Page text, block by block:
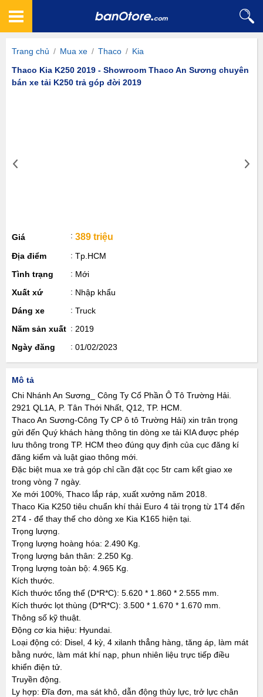
Trang chủ / Mua xe / Thaco / Kia
Thaco Kia K250 2019 - Showroom Thaco An Sương chuyên
bán xe tải K250 trả góp đời 2019
Giá 389 triệu
Địa điểm
Tp.HCM
Tình trạng
Mới
Xuất xứ
Nhập khẩu
Dáng xe
Truck
Năm sản xuất
2019
Ngày đăng
01/02/2023
Mô tả
Chi Nhánh An Sương_ Công Ty Cổ Phần Ô Tô Trường Hải.
2921 QL1A, P. Tân Thới Nhất, Q12, TP. HCM.
Thaco An Sương-Công Ty CP ô tô Trường Hải) xin trân trọng
gửi đến Quý khách hàng thông tin dòng xe tải KIA được phép
lưu thông trong TP. HCM theo đúng quy định của cục đăng kí
đăng kiểm và luật giao thông mới.
Đặc biệt mua xe trả góp chỉ cần đặt cọc 5tr cam kết giao xe
trong vòng 7 ngày.
Xe mới 100%, Thaco lắp ráp, xuất xưởng năm 2018.
Thaco Kia K250 tiêu chuẩn khí thải Euro 4 tải trọng từ 1T4 đến
2T4 - để thay thế cho dòng xe Kia K165 hiện tại.
Trọng lượng.
Trọng lượng hoàng hóa: 2.490 Kg.
Trọng lượng bản thân: 2.250 Kg.
Trọng lượng toàn bộ: 4.965 Kg.
Kích thước.
Kích thước tổng thể (D*R*C): 5.620 * 1.860 * 2.555 mm.
Kích thước lọt thùng (D*R*C): 3.500 * 1.670 * 1.670 mm.
Thông số kỹ thuật.
Động cơ kia hiệu: Hyundai.
Loại động có: Disel, 4 kỳ, 4 xilanh thẳng hàng, tăng áp, làm mát
bằng nước, làm mát khí nạp, phun nhiên liệu trực tiếp điều
khiển điện tử.
Truyền động.
Ly hợp: Đĩa đơn, ma sát khô, dẫn động thủy lực, trở lực chân